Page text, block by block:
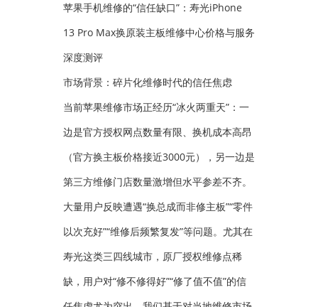
苹果手机维修的“信任缺口”：寿光iPhone
13 Pro Max换原装主板维修中心价格与服务
深度测评
市场背景：碎片化维修时代的信任焦虑
当前苹果维修市场正经历“冰火两重天”：一
边是官方授权网点数量有限、换机成本高昂
（官方换主板价格接近3000元），另一边是
第三方维修门店数量激增但水平参差不齐。
大量用户反映遭遇“换总成而非修主板”“零件
以次充好”“维修后频繁复发”等问题。尤其在
寿光这类三四线城市，原厂授权维修点稀
缺，用户对“修不修得好”“修了值不值”的信